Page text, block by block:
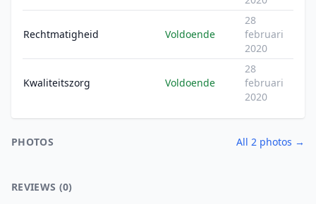
Rechtmatigheid Voldoende
28
februari
2020
Kwaliteitszorg Voldoende
28
februari
2020
PHOTOS All 2 photos →
REVIEWS (0)